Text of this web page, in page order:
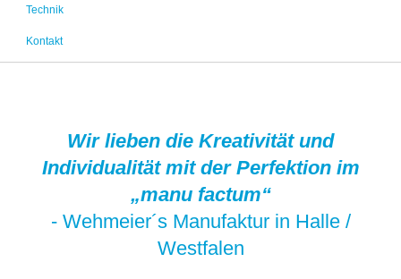
Technik
Kontakt
Wir lieben die Kreativität und
Individualität mit der Perfektion im
„manu factum“
- Wehmeier´s Manufaktur in Halle /
Westfalen